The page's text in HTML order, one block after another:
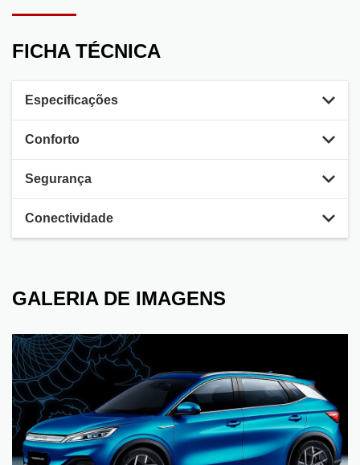
FICHA TÉCNICA
Especificações
Conforto
Segurança
Conectividade
GALERIA DE IMAGENS